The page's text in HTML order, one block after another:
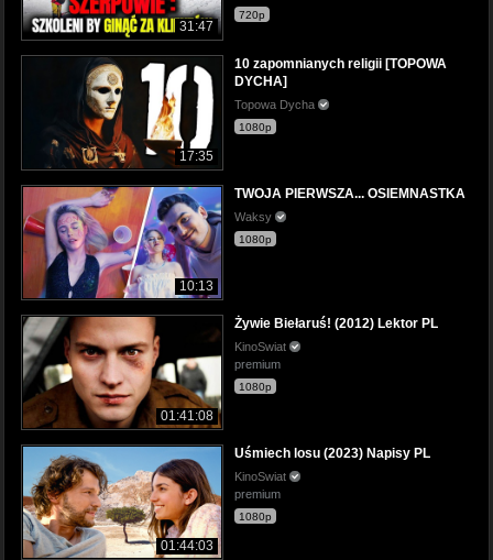
31:47
720p
17:35
10 zapomnianych religii [TOPOWA
DYCHA]
Topowa Dycha
1080p
10:13
TWOJA PIERWSZA... OSIEMNASTKA
Waksy
1080p
01:41:08
Żywie Biełaruś! (2012) Lektor PL
KinoSwiat
premium
1080p
01:44:03
Uśmiech losu (2023) Napisy PL
KinoSwiat
premium
1080p